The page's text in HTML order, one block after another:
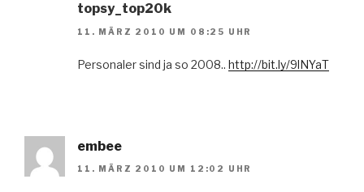
topsy_top20k
11. MÄRZ 2010 UM 08:25 UHR
Personaler sind ja so 2008.. http://bit.ly/9lNYaT
embee
11. MÄRZ 2010 UM 12:02 UHR